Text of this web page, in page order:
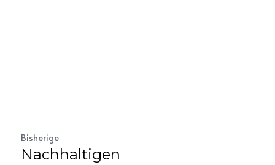
Bisherige
Nachhaltigen